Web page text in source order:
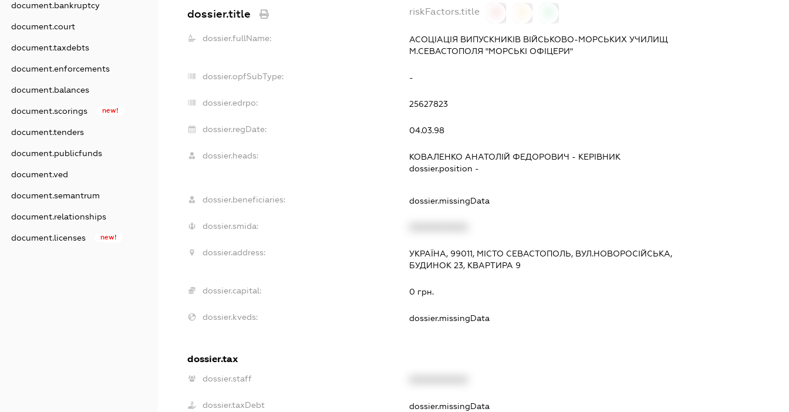
document.bankruptcy
document.court
document.taxdebts
document.enforcements
document.balances
document.scorings new!
document.tenders
document.publicfunds
document.ved
document.semantrum
document.relationships
document.licenses new!
dossier.title riskFactors.title
dossier.fullName:
АСОЦІАЦІЯ ВИПУСКНИКІВ ВІЙСЬКОВО-МОРСЬКИХ УЧИЛИЩ
М.СЕВАСТОПОЛЯ "МОРСЬКІ ОФІЦЕРИ"
dossier.opfSubType: -
dossier.edrpo: 25627823
dossier.regDate: 04.03.98
dossier.heads: КОВАЛЕНКО АНАТОЛІЙ ФЕДОРОВИЧ - КЕРІВНИК
dossier.position -
dossier.beneficiaries: dossier.missingData
dossier.smida:
dossier.address:
УКРАЇНА, 99011, МІСТО СЕВАСТОПОЛЬ, ВУЛ.НОВОРОСІЙСЬКА,
БУДИНОК 23, КВАРТИРА 9
dossier.capital: 0 грн.
dossier.kveds: dossier.missingData
dossier.tax
dossier.staff
dossier.taxDebt dossier.missingData